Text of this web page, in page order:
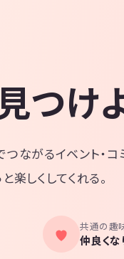
つけ
ながるイベント・コ
楽しくしてくれる。
共通の趣
仲良くな